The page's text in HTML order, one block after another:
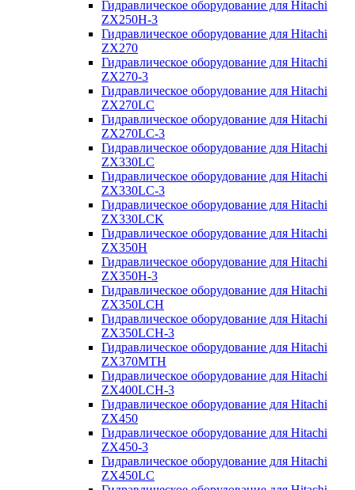
Гидравлическое оборудование для Hitachi
ZX250Н-3
Гидравлическое оборудование для Hitachi
ZX270
Гидравлическое оборудование для Hitachi
ZX270-3
Гидравлическое оборудование для Hitachi
ZX270LC
Гидравлическое оборудование для Hitachi
ZX270LC-3
Гидравлическое оборудование для Hitachi
ZX330LC
Гидравлическое оборудование для Hitachi
ZX330LC-3
Гидравлическое оборудование для Hitachi
ZX330LCK
Гидравлическое оборудование для Hitachi
ZX350H
Гидравлическое оборудование для Hitachi
ZX350H-3
Гидравлическое оборудование для Hitachi
ZX350LCH
Гидравлическое оборудование для Hitachi
ZX350LCH-3
Гидравлическое оборудование для Hitachi
ZX370MTH
Гидравлическое оборудование для Hitachi
ZX400LCH-3
Гидравлическое оборудование для Hitachi
ZX450
Гидравлическое оборудование для Hitachi
ZX450-3
Гидравлическое оборудование для Hitachi
ZX450LC